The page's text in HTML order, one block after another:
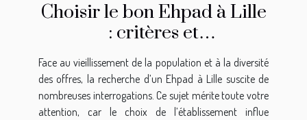
Choisir le bon Ehpad à Lille
: critères et
recommandations
Face au vieillissement de la population et à la diversité
des offres, la recherche d’un Ehpad à Lille suscite de
nombreuses interrogations. Ce sujet mérite toute votre
attention, car le choix de l’établissement influe